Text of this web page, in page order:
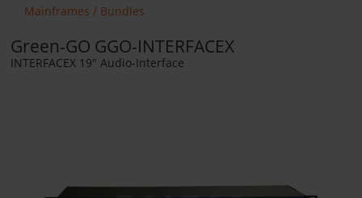
Mainframes / Bundles
Green-GO GGO-INTERFACEX
INTERFACEX 19" Audio-Interface